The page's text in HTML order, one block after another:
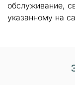
обслуживание,
указанному на